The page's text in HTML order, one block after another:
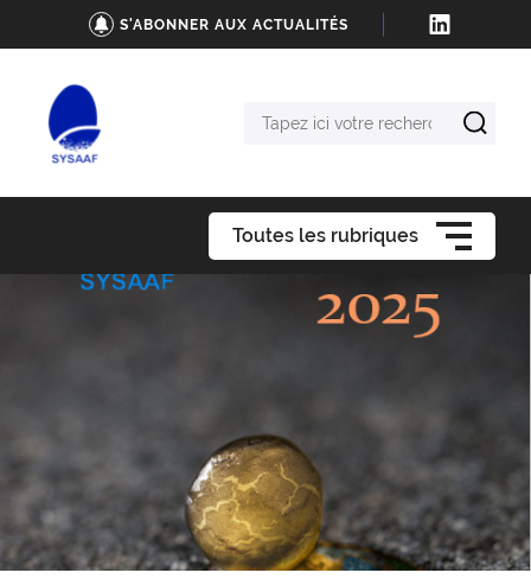
S'ABONNER AUX ACTUALITÉS
Toutes les rubriques